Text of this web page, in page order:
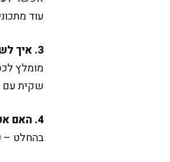
עוד
3. איך לשמור את הגלידה כך שלא תספוג ריחות מהמקפיא?
מומלץ
שקית עם
4. האם אפשר להוסיף שוקולד מגורר לתערובת?
בהחלט –